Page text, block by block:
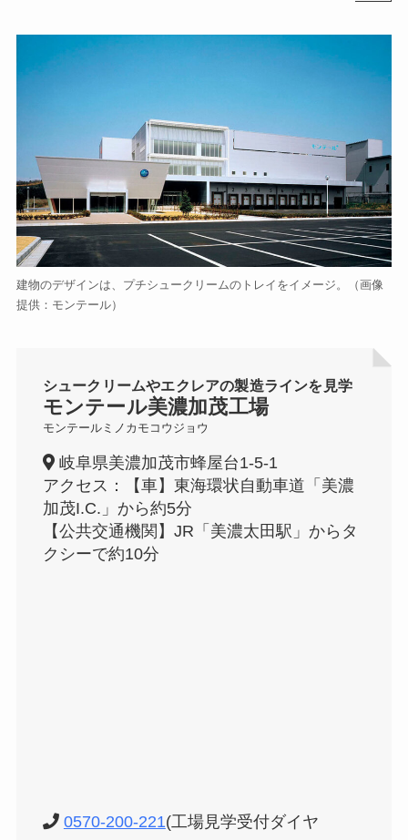
建物のデザインは、プチシュークリームのトレイをイメージ。（画像
提供：モンテール）
シュークリームやエクレアの製造ラインを見学
モンテール美濃加茂工場
モンテールミノカモコウジョウ
岐阜県美濃加茂市蜂屋台1-5-1
アクセス：【車】東海環状自動車道「美濃
加茂I.C.」から約5分
【公共交通機関】JR「美濃太田駅」からタ
クシーで約10分
0570-200-221(工場見学受付ダイヤ